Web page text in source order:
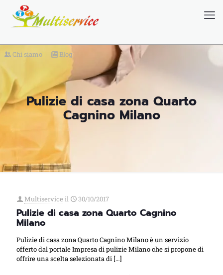
Chi siamo Blog
Pulizie di casa zona Quarto
Cagnino Milano
Multiservice il 30/10/2017
Pulizie di casa zona Quarto Cagnino
Milano
Pulizie di casa zona Quarto Cagnino Milano è un servizio
offerto dal portale Impresa di pulizie Milano che si propone di
offrire una scelta selezionata di […]